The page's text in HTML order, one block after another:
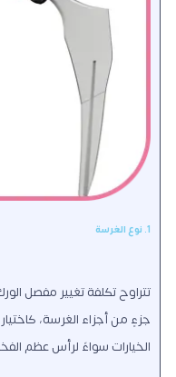
1. نوع الغرسة
تتراوح تكلفة تغيير مفصل
جزءٍ من أجزاء الغرسة،
الخيارات سواءً لرأس عظم